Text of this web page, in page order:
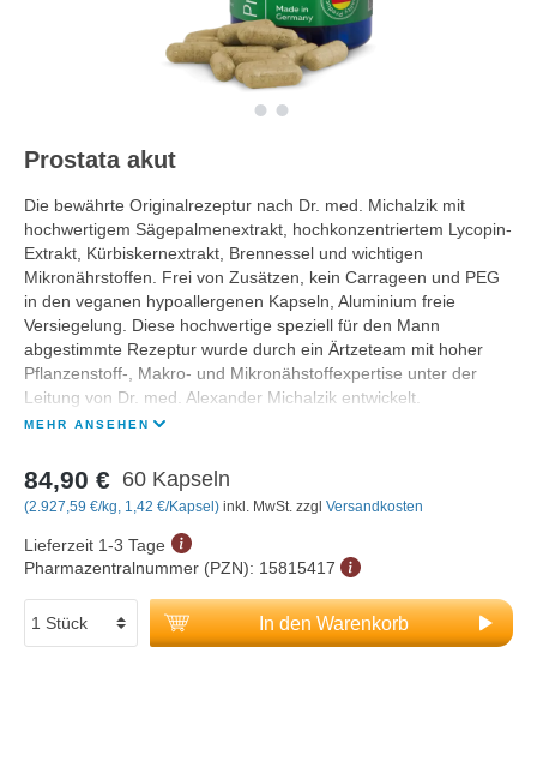
Prostata akut
Die bewährte Originalrezeptur nach Dr. med. Michalzik mit
hochwertigem Sägepalmenextrakt, hochkonzentriertem Lycopin-
Extrakt, Kürbiskernextrakt, Brennessel und wichtigen
Mikronährstoffen. Frei von Zusätzen, kein Carrageen und PEG
in den veganen hypoallergenen Kapseln, Aluminium freie
Versiegelung. Diese hochwertige speziell für den Mann
abgestimmte Rezeptur wurde durch ein Ärtzeteam mit hoher
Pflanzenstoff-, Makro- und Mikronähstoffexpertise unter der
Leitung von Dr. med. Alexander Michalzik entwickelt.
MEHR ANSEHEN
84,90 € 60 Kapseln
(2.927,59 €/kg, 1,42 €/Kapsel) inkl. MwSt. zzgl Versandkosten
Lieferzeit 1-3 Tage
Pharmazentralnummer (PZN): 15815417
In den Warenkorb